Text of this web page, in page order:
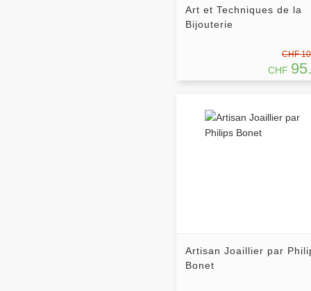
Art et Techniques de la
Bijouterie
CHF
CHF
Artisan Joaillier par
Bonet